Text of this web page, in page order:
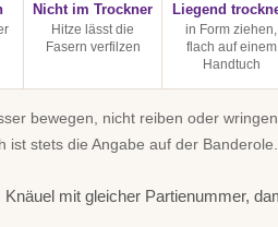
Nicht im Trockner
Hitze lässt die
Fasern verfilzen
Liegend
in Form ziehen,
flach auf einem
Handtuch
bewegen, nicht reiben oder
stets die Angabe auf der Banderole.
mit gleicher Partienummer,